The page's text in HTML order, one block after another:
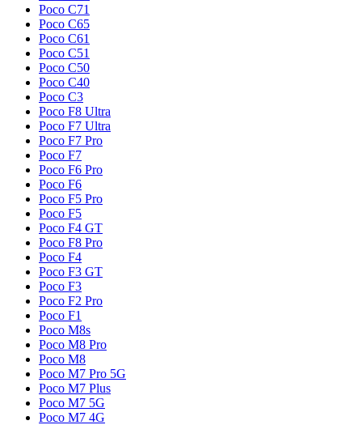
Poco C71
Poco C65
Poco C61
Poco C51
Poco C50
Poco C40
Poco C3
Poco F8 Ultra
Poco F7 Ultra
Poco F7 Pro
Poco F7
Poco F6 Pro
Poco F6
Poco F5 Pro
Poco F5
Poco F4 GT
Poco F8 Pro
Poco F4
Poco F3 GT
Poco F3
Poco F2 Pro
Poco F1
Poco M8s
Poco M8 Pro
Poco M8
Poco M7 Pro 5G
Poco M7 Plus
Poco M7 5G
Poco M7 4G